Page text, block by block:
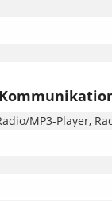
MP3-Player,